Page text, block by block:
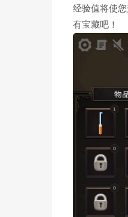
经验值将使
有宝藏吧！